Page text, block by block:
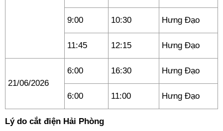
9:00 10:30 Hưng Đạo
11:45 12:15 Hưng Đạo
21/06/2026
6:00 16:30 Hưng Đạo
6:00 11:00 Hưng Đạo
Lý do cắt điện Hải Phòng